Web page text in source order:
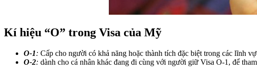
Kí hiệu “O” trong Visa của Mỹ
O-1: Cấp cho người có khả năng hoặc thành tích đặc biệt trong các lĩnh
O-2: dành cho cá nhân khác đang đi cùng với người giữ Visa O-1, để